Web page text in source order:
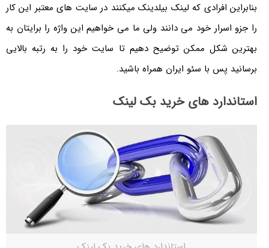
بنابراین افرادی که لینک بیلدینک میکنند در سایت های معتبر این کار
را جزو اسرار خود می دانند ولی ما می خواهیم این واژه را برایتان به
بهترین شکل ممکن توضیح دهیم تا سایت خود را به رتبه بالایی
برسانید پس با سئو ایران همراه باشید.
استاندارد های خرید بک لینک